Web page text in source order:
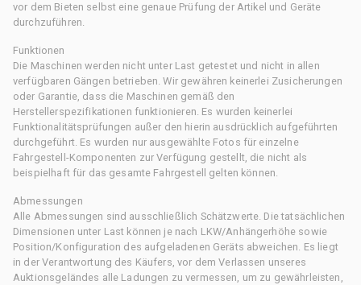
vor dem Bieten selbst eine genaue Prüfung der Artikel und Geräte
durchzuführen.
Funktionen
Die Maschinen werden nicht unter Last getestet und nicht in allen
verfügbaren Gängen betrieben. Wir gewähren keinerlei Zusicherungen
oder Garantie, dass die Maschinen gemäß den
Herstellerspezifikationen funktionieren. Es wurden keinerlei
Funktionalitätsprüfungen außer den hierin ausdrücklich aufgeführten
durchgeführt. Es wurden nur ausgewählte Fotos für einzelne
Fahrgestell-Komponenten zur Verfügung gestellt, die nicht als
beispielhaft für das gesamte Fahrgestell gelten können.
Abmessungen
Alle Abmessungen sind ausschließlich Schätzwerte. Die tatsächlichen
Dimensionen unter Last können je nach LKW/Anhängerhöhe sowie
Position/Konfiguration des aufgeladenen Geräts abweichen. Es liegt
in der Verantwortung des Käufers, vor dem Verlassen unseres
Auktionsgeländes alle Ladungen zu vermessen, um zu gewährleisten,